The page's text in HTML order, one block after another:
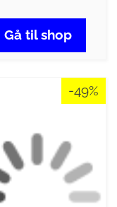
Gå til shop
-49%